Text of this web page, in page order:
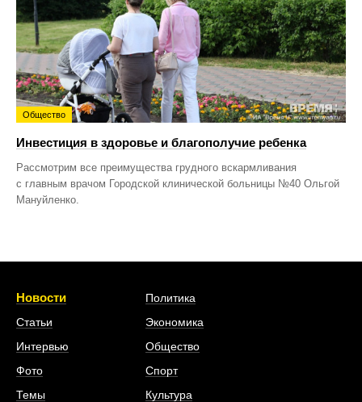
Общество
Инвестиция в здоровье и благополучие ребенка
Рассмотрим все преимущества грудного вскармливания
с главным врачом Городской клинической больницы №40 Ольгой
Мануйленко.
Новости
Статьи
Интервью
Фото
Темы
Политика
Экономика
Общество
Спорт
Культура